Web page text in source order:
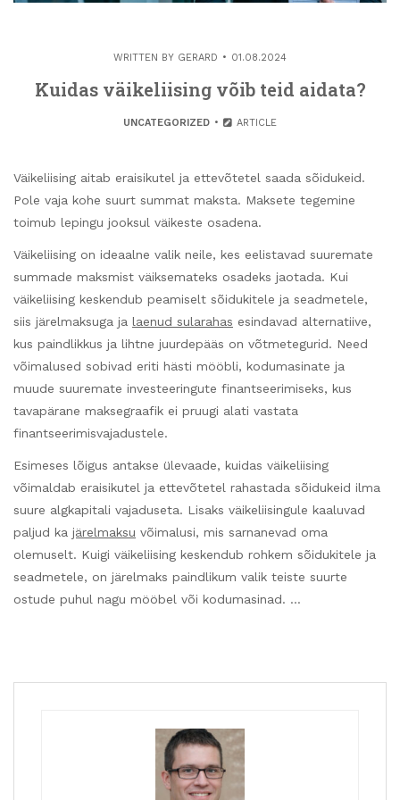
WRITTEN BY GERARD 01.08.2024
Kuidas väikeliising võib teid aidata?
UNCATEGORIZED ARTICLE
Väikeliising aitab eraisikutel ja ettevõtetel saada sõidukeid.
Pole vaja kohe suurt summat maksta. Maksete tegemine
toimub lepingu jooksul väikeste osadena.
Väikeliising on ideaalne valik neile, kes eelistavad suuremate
summade maksmist väiksemateks osadeks jaotada. Kui
väikeliising keskendub peamiselt sõidukitele ja seadmetele,
siis järelmaksuga ja laenud sularahas esindavad alternatiive,
kus paindlikkus ja lihtne juurdepääs on võtmetegurid. Need
võimalused sobivad eriti hästi mööbli, kodumasinate ja
muude suuremate investeeringute finantseerimiseks, kus
tavapärane maksegraafik ei pruugi alati vastata
finantseerimisvajadustele.
Esimeses lõigus antakse ülevaade, kuidas väikeliising
võimaldab eraisikutel ja ettevõtetel rahastada sõidukeid ilma
suure algkapitali vajaduseta. Lisaks väikeliisingule kaaluvad
paljud ka järelmaksu võimalusi, mis sarnanevad oma
olemuselt. Kuigi väikeliising keskendub rohkem sõidukitele ja
seadmetele, on järelmaks paindlikum valik teiste suurte
ostude puhul nagu mööbel või kodumasinad. …